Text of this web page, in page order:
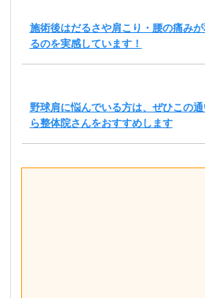
施術後はだるさや肩こり・腰の痛み
るのを実感しています！
野球肩に悩んでいる方は、ぜひこの
ら整体院さんをおすすめします